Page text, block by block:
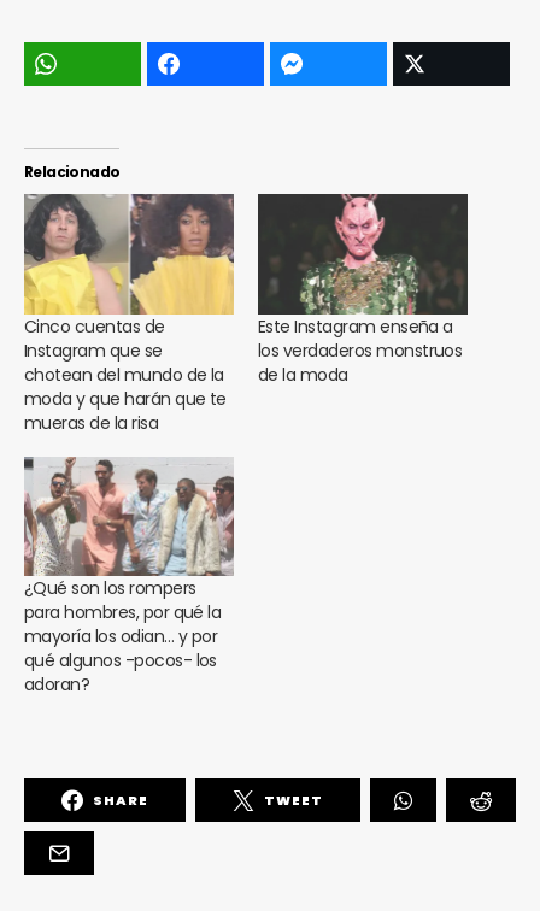
Relacionado
Cinco cuentas de
Instagram que se
chotean del mundo de la
moda y que harán que te
mueras de la risa
Este Instagram enseña a
los verdaderos monstruos
de la moda
¿Qué son los rompers
para hombres, por qué la
mayoría los odian… y por
qué algunos -pocos- los
adoran?
SHARE TWEET